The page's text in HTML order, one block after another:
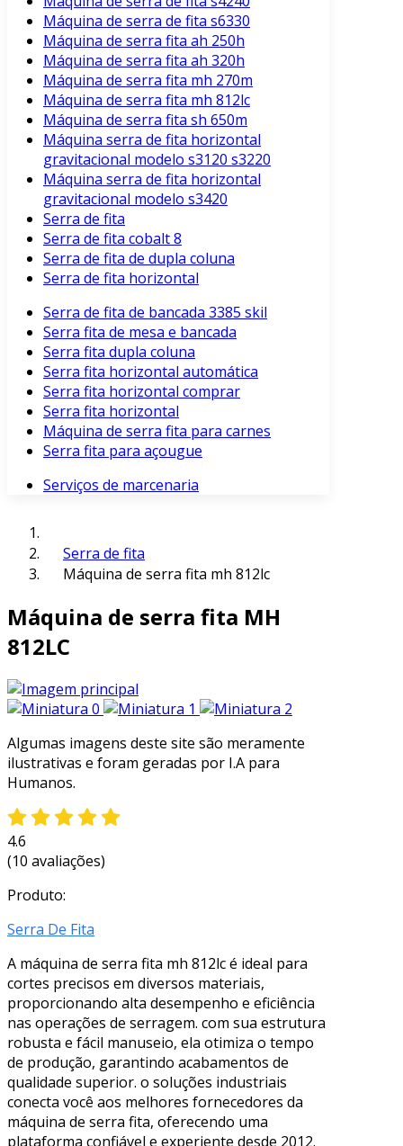
Máquina de serra de fita s6330
Máquina de serra fita ah 250h
Máquina de serra fita ah 320h
Máquina de serra fita mh 270m
Máquina de serra fita mh 812lc
Máquina de serra fita sh 650m
Máquina serra de fita horizontal
gravitacional modelo s3120 s3220
Máquina serra de fita horizontal
gravitacional modelo s3420
Serra de fita
Serra de fita cobalt 8
Serra de fita de dupla coluna
Serra de fita horizontal
Serra de fita de bancada 3385 skil
Serra fita de mesa e bancada
Serra fita dupla coluna
Serra fita horizontal automática
Serra fita horizontal comprar
Serra fita horizontal
Máquina de serra fita para carnes
Serra fita para açougue
Serviços de marcenaria
Serra de fita
Máquina de serra fita mh 812lc
Máquina de serra fita MH
812LC
Algumas imagens deste site são meramente
ilustrativas e foram geradas por I.A para
Humanos.
4.6
(10 avaliações)
Produto:
Serra De Fita
A máquina de serra fita mh 812lc é ideal para
cortes precisos em diversos materiais,
proporcionando alta desempenho e eficiência
nas operações de serragem. com sua estrutura
robusta e fácil manuseio, ela otimiza o tempo
de produção, garantindo acabamentos de
qualidade superior. o soluções industriais
conecta você aos melhores fornecedores da
máquina de serra fita, oferecendo uma
plataforma confiável e experiente desde 2012.